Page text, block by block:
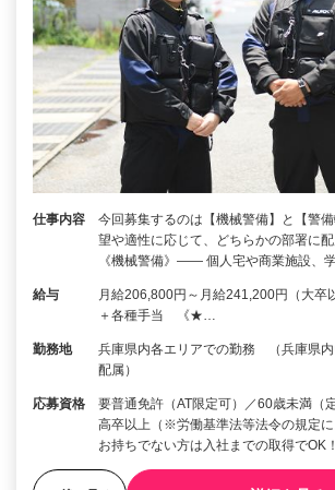
仕事内容
今回募集するのは【機械警備】と【警
望や適性に応じて、どちらかの部署に
《機械警備》―― 個人宅や商業施設、
給与
月給206,800円～月給241,200円（大卒
＋各種手当 《★…
勤務地
兵庫県内各エリアでの勤務 （兵庫県
配属）
応募資格
要普通免許（AT限定可）／60歳未満（
高卒以上（※労働基準法等法令の規定
お持ちでない方は入社までの取得でOK！